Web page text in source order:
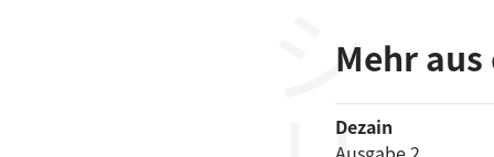
Mehr
Dezain